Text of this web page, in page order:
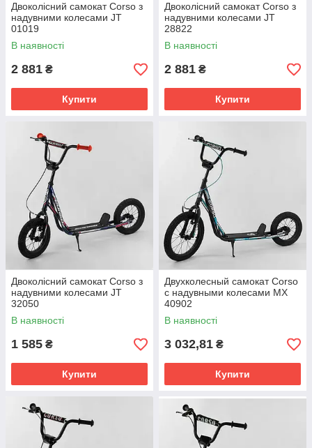
Двоколісний самокат Corso з
надувними колесами JT
01019
В наявності
2 881 ₴
Купити
Двоколісний самокат Corso з
надувними колесами JT
28822
В наявності
2 881 ₴
Купити
Двоколісний самокат Corso з
надувними колесами JT
32050
В наявності
1 585 ₴
Купити
Двухколесный самокат Corso
с надувными колесами МХ
40902
В наявності
3 032,81 ₴
Купити